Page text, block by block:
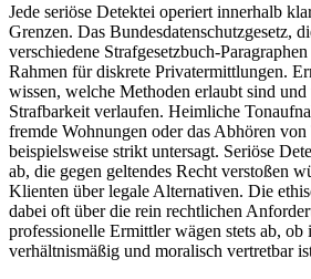
Jede seriöse Detektei operiert innerhalb
Grenzen. Das Bundesdatenschutzgesetz,
verschiedene Strafgesetzbuch-
Rahmen für diskrete Privatermittlungen.
wissen, welche Methoden erlaubt sind
Strafbarkeit verlaufen. Heimliche
fremde Wohnungen oder das Abhören von
beispielsweise strikt untersagt. Seriöse
ab, die gegen geltendes Recht verstoßen
Klienten über legale Alternativen. Die
dabei oft über die rein rechtlichen
professionelle Ermittler wägen stets ab,
verhältnismäßig und moralisch vertretbar